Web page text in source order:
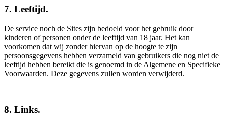
7. Leeftijd.
De service noch de Sites zijn bedoeld voor het gebruik door
kinderen of personen onder de leeftijd van 18 jaar. Het kan
voorkomen dat wij zonder hiervan op de hoogte te zijn
persoonsgegevens hebben verzameld van gebruikers die nog niet de
leeftijd hebben bereikt die is genoemd in de Algemene en Specifieke
Voorwaarden. Deze gegevens zullen worden verwijderd.
8. Links.